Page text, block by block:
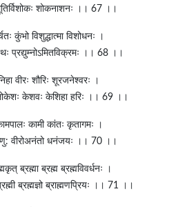
शोकनाशनः ।। 67 ।।
कुंभो विशुद्धात्मा विशोधनः ।
प्रद्युम्नोऽमितविक्रमः ।। 68 ।।
वीरः शौरिः शूरजनेश्वरः ।
केशवः केशिहा हरिः ।। 69 ।।
कामी कांतः कृतागमः ।
वीरोअनंतो धनंजयः ।। 70 ।।
ब्रह्मा ब्रह्म ब्रह्मविवर्धनः ।
ब्रह्मज्ञो ब्राह्मणप्रियः ।। 71 ।।